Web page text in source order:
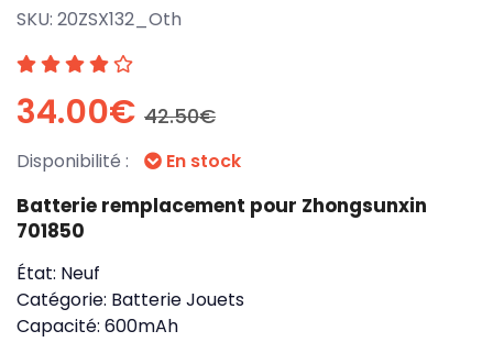
SKU: 20ZSX132_Oth
34.00€ 42.50€
Disponibilité : En stock
Batterie remplacement pour Zhongsunxin
701850
État: Neuf
Catégorie: Batterie Jouets
Capacité: 600mAh